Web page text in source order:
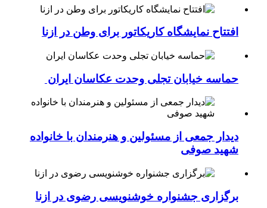
افتتاح نمایشگاه کاریکاتور برای وطن در ازنا
حماسه خیابان تجلی وحدت عکاسان ایران
دیدار جمعی از مسئولین و هنرمندان با خانواده
شهید صوفی
برگزاری جشنواره خوشنویسی رضوی در ازنا